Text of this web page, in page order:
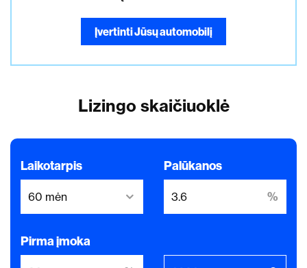
Įvertinti Jūsų automobilį
Lizingo skaičiuoklė
Laikotarpis Palūkanos
Pirma įmoka